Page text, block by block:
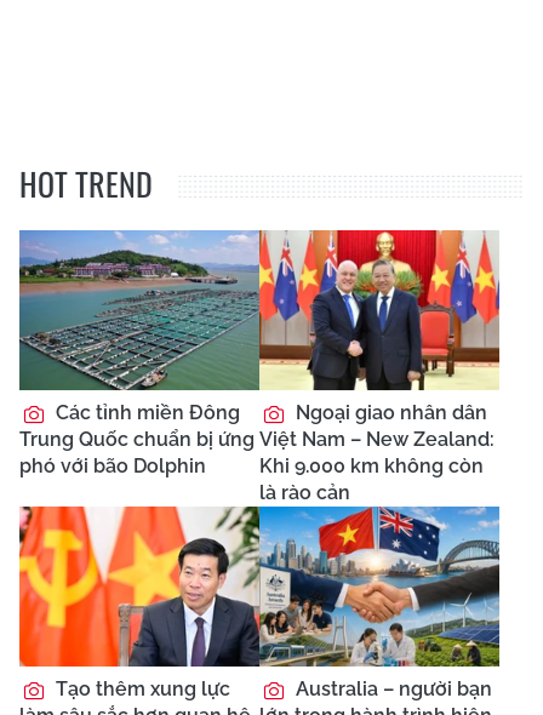
HOT TREND
Các tỉnh miền Đông
Trung Quốc chuẩn bị ứng
phó với bão Dolphin
Ngoại giao nhân dân
Việt Nam – New Zealand:
Khi 9.000 km không còn
là rào cản
Tạo thêm xung lực
Australia – người bạn